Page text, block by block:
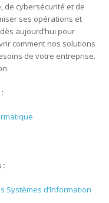
de cybersécurité et de
ses opérations et
aujourd’hui pour
comment nos solutions
de votre entreprise.
:
Systèmes d’Information